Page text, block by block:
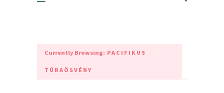
Currently Browsing: PACIFIKUS
TÚRAÖSVÉNY